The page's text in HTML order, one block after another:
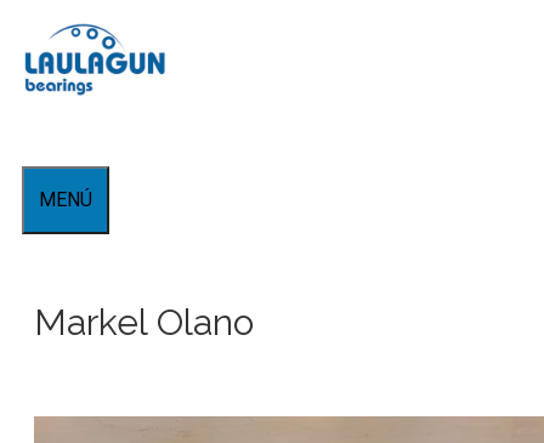
contenido
MENÚ
Markel Olano